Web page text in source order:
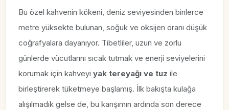
Bu özel kahvenin kökeni, deniz seviyesinden binlerce
metre yüksekte bulunan, soğuk ve oksijen oranı düşük
coğrafyalara dayanıyor. Tibetliler, uzun ve zorlu
günlerde vücutlarını sıcak tutmak ve enerji seviyelerini
korumak için kahveyi yak tereyağı ve tuz ile
birleştirerek tüketmeye başlamış. İlk bakışta kulağa
alışılmadık gelse de, bu karışımın ardında son derece